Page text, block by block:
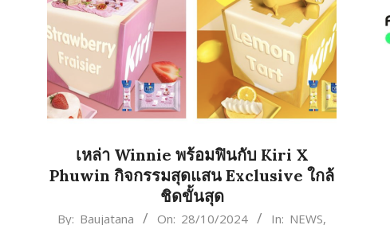
เหล่า Winnie พร้อมฟินกับ Kiri X
Phuwin กิจกรรมสุดแสน Exclusive ใกล้
ชิดขั้นสุด
2024-
By: Baujatana On: 28/10/2024 In: NEWS,